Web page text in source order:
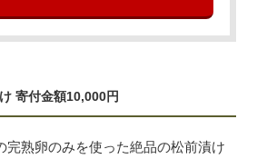
寄付金額10,000円
完熟卵のみを使った絶品の松前漬け